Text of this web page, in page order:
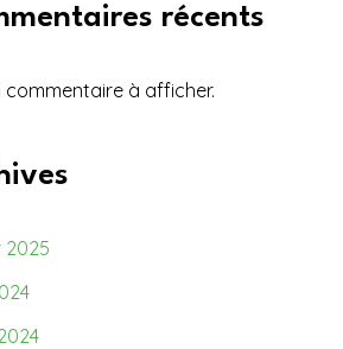
récents
commentaire à afficher.
2025